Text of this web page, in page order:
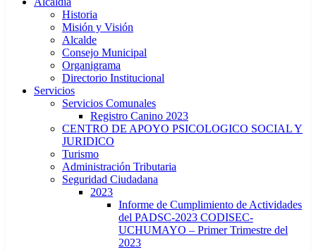
Historia
Misión y Visión
Alcalde
Consejo Municipal
Organigrama
Directorio Institucional
Servicios
Servicios Comunales
Registro Canino 2023
CENTRO DE APOYO PSICOLOGICO SOCIAL Y
JURIDICO
Turismo
Administración Tributaria
Seguridad Ciudadana
2023
Informe de Cumplimiento de Actividades
del PADSC-2023 CODISEC-
UCHUMAYO – Primer Trimestre del
2023